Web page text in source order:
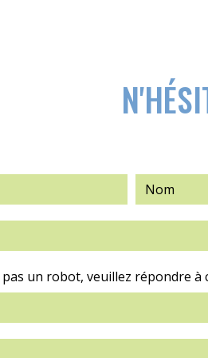
un robot, veuillez répondre